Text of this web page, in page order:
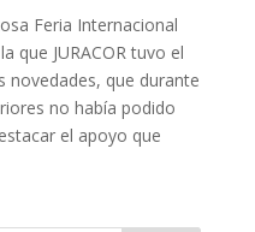
Feria Internacional
que JURACOR tuvo el
novedades, que durante
no había podido
el apoyo que